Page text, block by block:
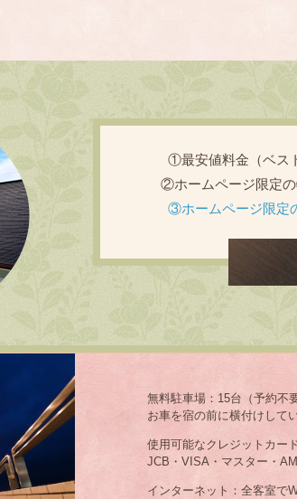
①最安値料金（ベス
②ホームページ限定の
③ホームページ限定
無料駐車場：15台（予約不要
お車を宿の前に横付けして
使用可能なクレジットカー
JCB・VISA・マスター・
インターネット：全客室で